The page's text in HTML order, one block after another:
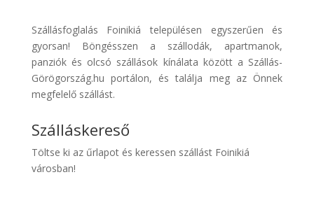
Discover
Cars
Transzfer
Kiwi
Taxi
Szállásfoglalás Foinikiá településen egyszerűen és
gyorsan! Böngésszen a szállodák, apartmanok,
panziók és olcsó szállások kínálata között a Szállás-
Görögország.hu portálon, és találja meg az Önnek
megfelelő szállást.
Szálláskereső
Töltse ki az űrlapot és keressen szállást Foinikiá
városban!